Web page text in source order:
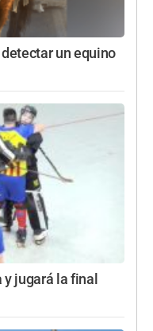
un equino
jugará la final